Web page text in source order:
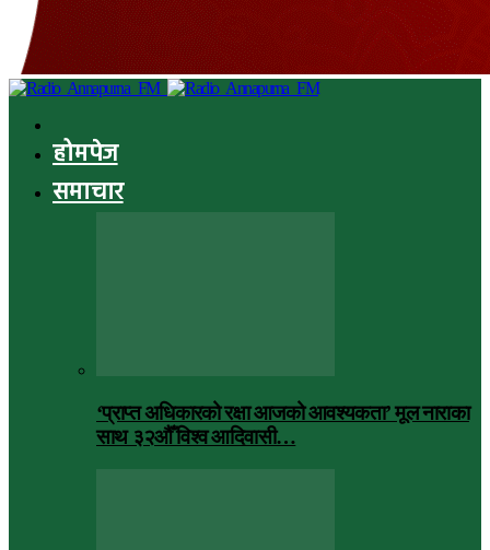
होमपेज
समाचार
‘प्राप्त अधिकारको रक्षा आजको आवश्यकता’ मूल नाराका
साथ ३२औँ विश्व आदिवासी…